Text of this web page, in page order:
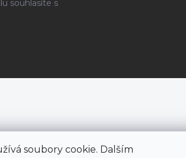
soubory cookie. Dalším
souhlasíte s